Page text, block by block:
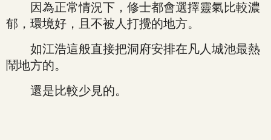
因為正常情況下，修士都會選擇靈氣比較濃
郁，環境好，且不被人打攪的地方。
如江浩這般直接把洞府安排在凡人城池最熱
鬧地方的。
還是比較少見的。